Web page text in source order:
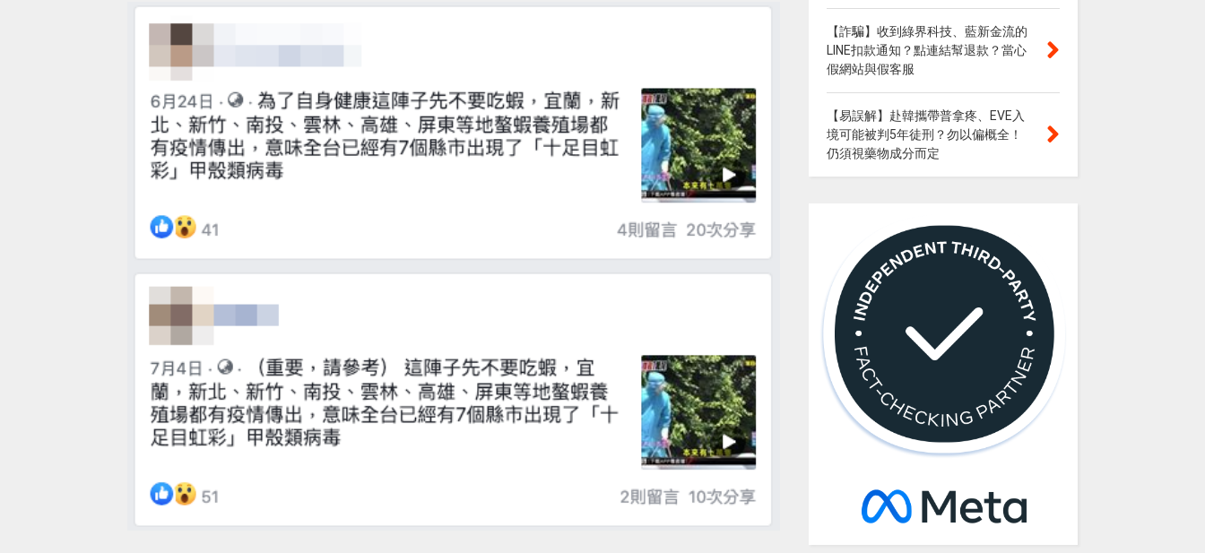
【詐騙】收到綠界科技、藍新金流的
LINE扣款通知？點連結幫退款？當心
假網站與假客服
【易誤解】赴韓攜帶普拿疼、EVE入
境可能被判5年徒刑？勿以偏概全！
仍須視藥物成分而定